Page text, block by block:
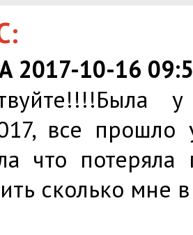
2017-10-16
все
что
сколько мне